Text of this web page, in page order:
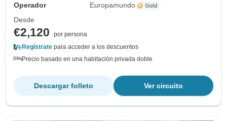
Operador
Europamundo
Desde
€2,120
por persona
Regístrate para acceder a los descuentos
Precio basado en una habitación privada doble
Ver circuito
Descargar folleto